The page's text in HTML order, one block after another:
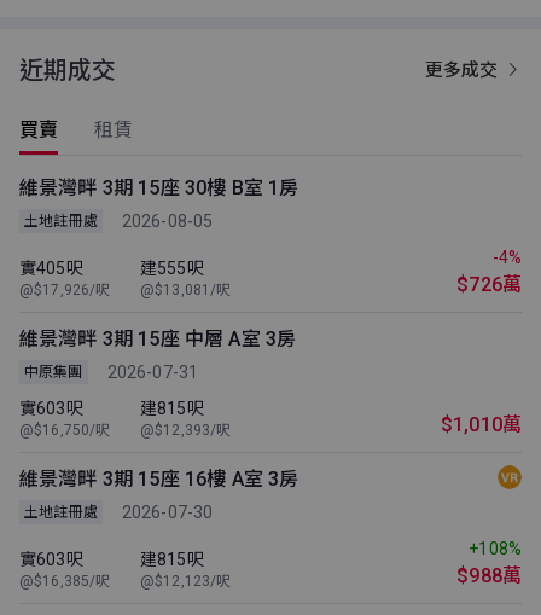
近期成交 更多成交
買賣 租賃
維景灣畔 3期 15座 30樓 B室 1房
土地註冊處 2026-08-05
實405呎
@$17,926/呎
建555呎
@$13,081/呎
-4%
$726萬
維景灣畔 3期 15座 中層 A室 3房
中原集團
2026-07-31
實603呎
@$16,750/呎
建815呎
@$12,393/呎 $1,010萬
維景灣畔 3期 15座 16樓 A室 3房
土地註冊處 2026-07-30
實603呎
@$16,385/呎
建815呎
@$12,123/呎
+108%
$988萬